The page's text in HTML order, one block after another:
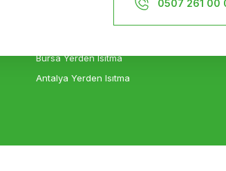
0507 261 00
Bursa Yerden Isıtma
Antalya Yerden Isıtma